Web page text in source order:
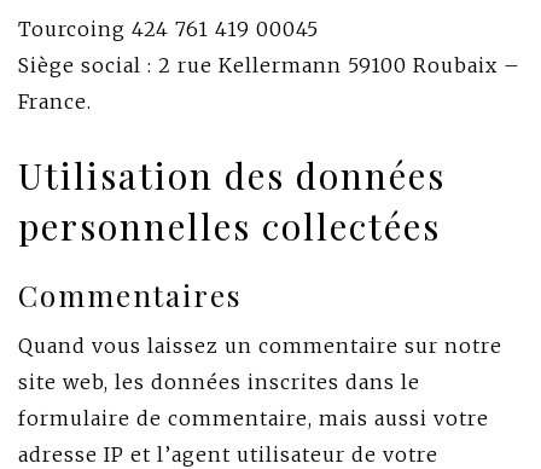
Tourcoing 424 761 419 00045
Siège social : 2 rue Kellermann 59100 Roubaix –
France.
Utilisation des données
personnelles collectées
Commentaires
Quand vous laissez un commentaire sur notre
site web, les données inscrites dans le
formulaire de commentaire, mais aussi votre
adresse IP et l’agent utilisateur de votre